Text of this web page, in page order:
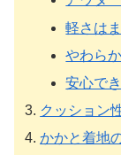
軽さは
やわら
安心で
クッション
かかと着地